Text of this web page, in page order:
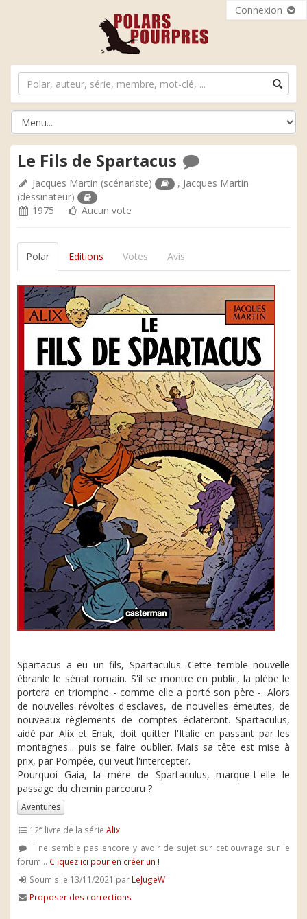
Connexion
Le Fils de Spartacus
Jacques Martin (scénariste) , Jacques Martin
(dessinateur)
1975
Aucun vote
Polar Editions Votes Avis
Spartacus a eu un fils, Spartaculus. Cette terrible nouvelle
ébranle le sénat romain. S'il se montre en public, la plèbe le
portera en triomphe - comme elle a porté son père -. Alors
de nouvelles révoltes d'esclaves, de nouvelles émeutes, de
nouveaux règlements de comptes éclateront. Spartaculus,
aidé par Alix et Enak, doit quitter l'Italie en passant par les
montagnes... puis se faire oublier. Mais sa tête est mise à
prix, par Pompée, qui veut l'intercepter.
Pourquoi Gaia, la mère de Spartaculus, marque-t-elle le
passage du chemin parcouru ?
Aventures
12e livre de la sérieAlix
Il ne semble pas encore y avoir de sujet sur cet ouvrage sur le
forum... Cliquez ici pour en créer un !
Soumis le 13/11/2021 par LeJugeW
Proposer des corrections